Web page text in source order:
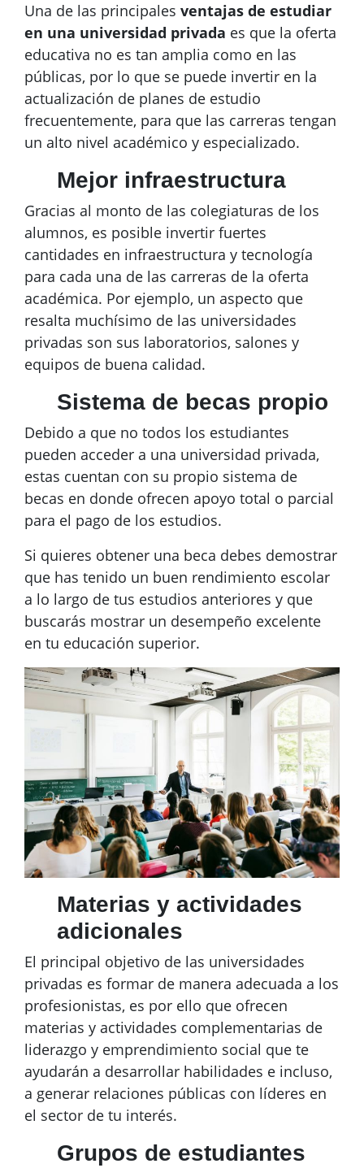
Una de las principales ventajas de estudiar
en una universidad privada es que la oferta
educativa no es tan amplia como en las
públicas, por lo que se puede invertir en la
actualización de planes de estudio
frecuentemente, para que las carreras tengan
un alto nivel académico y especializado.
Mejor infraestructura
Gracias al monto de las colegiaturas de los
alumnos, es posible invertir fuertes
cantidades en infraestructura y tecnología
para cada una de las carreras de la oferta
académica. Por ejemplo, un aspecto que
resalta muchísimo de las universidades
privadas son sus laboratorios, salones y
equipos de buena calidad.
Sistema de becas propio
Debido a que no todos los estudiantes
pueden acceder a una universidad privada,
estas cuentan con su propio sistema de
becas en donde ofrecen apoyo total o parcial
para el pago de los estudios.
Si quieres obtener una beca debes demostrar
que has tenido un buen rendimiento escolar
a lo largo de tus estudios anteriores y que
buscarás mostrar un desempeño excelente
en tu educación superior.
Materias y actividades
adicionales
El principal objetivo de las universidades
privadas es formar de manera adecuada a los
profesionistas, es por ello que ofrecen
materias y actividades complementarias de
liderazgo y emprendimiento social que te
ayudarán a desarrollar habilidades e incluso,
a generar relaciones públicas con líderes en
el sector de tu interés.
Grupos de estudiantes